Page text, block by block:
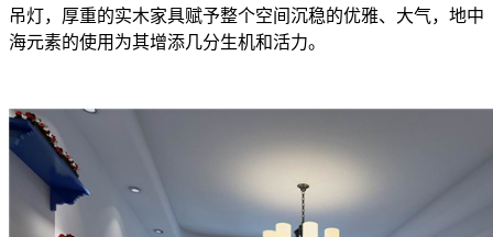
吊灯，厚重的实木家具赋予整个空间沉稳的优雅、大气，地中
海元素的使用为其增添几分生机和活力。